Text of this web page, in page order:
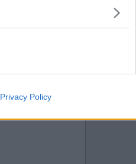
Privacy Policy